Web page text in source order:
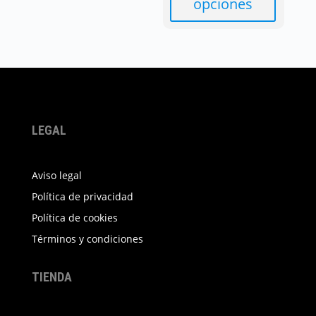
opciones
tiene
LEGAL
Aviso legal
Política de privacidad
Política de cookies
Términos y condiciones
TIENDA